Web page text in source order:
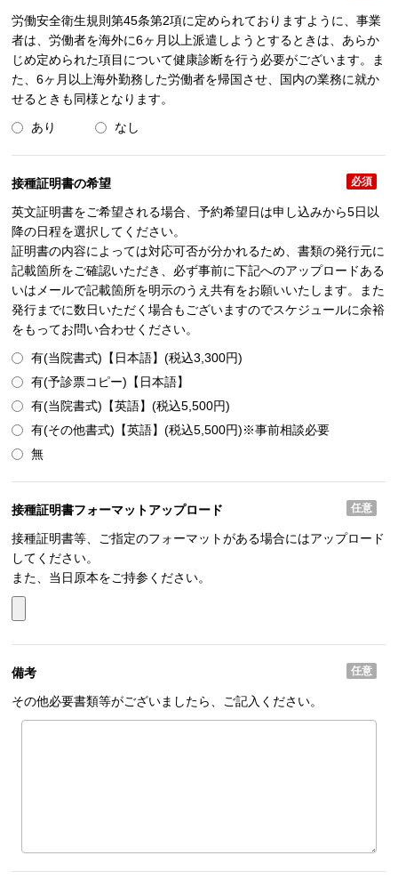
労働安全衛生規則第45条第2項に定められておりますように、事業
者は、労働者を海外に6ヶ月以上派遣しようとするときは、あらか
じめ定められた項目について健康診断を行う必要がございます。ま
た、6ヶ月以上海外勤務した労働者を帰国させ、国内の業務に就か
せるときも同様となります。
あり
なし
接種証明書の希望 必須
英文証明書をご希望される場合、予約希望日は申し込みから5日以
降の日程を選択してください。
証明書の内容によっては対応可否が分かれるため、書類の発行元に
記載箇所をご確認いただき、必ず事前に下記へのアップロードある
いはメールで記載箇所を明示のうえ共有をお願いいたします。また
発行までに数日いただく場合もございますのでスケジュールに余裕
をもってお問い合わせください。
有(当院書式)【日本語】(税込3,300円)
有(予診票コピー)【日本語】
有(当院書式)【英語】(税込5,500円)
有(その他書式)【英語】(税込5,500円)※事前相談必要
無
接種証明書フォーマットアップロード 任意
接種証明書等、ご指定のフォーマットがある場合にはアップロード
してください。
また、当日原本をご持参ください。
備考 任意
その他必要書類等がございましたら、ご記入ください。